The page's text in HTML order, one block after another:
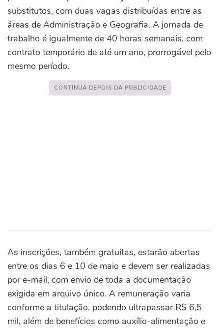
substitutos, com duas vagas distribuídas entre as
áreas de Administração e Geografia. A jornada de
trabalho é igualmente de 40 horas semanais, com
contrato temporário de até um ano, prorrogável pelo
mesmo período.
As inscrições, também gratuitas, estarão abertas
entre os dias 6 e 10 de maio e devem ser realizadas
por e-mail, com envio de toda a documentação
exigida em arquivo único. A remuneração varia
conforme a titulação, podendo ultrapassar R$ 6,5
mil, além de benefícios como auxílio-alimentação e